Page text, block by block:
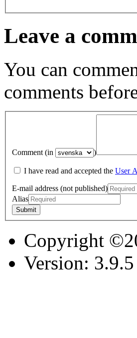
Leave a
You can
comments
Comment (in )
I have read and accepted the User
E-mail address (not published)
Alias
Copyright
Version: 3.9.5